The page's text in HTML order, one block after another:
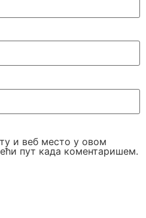
и веб место у овом
пут када коментаришем.